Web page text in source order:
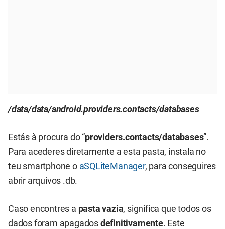
/data/data/android.providers.contacts/databases
Estás à procura do “providers.contacts/databases”.
Para acederes diretamente a esta pasta, instala no
teu smartphone o aSQLiteManager, para conseguires
abrir arquivos .db.
Caso encontres a pasta vazia, significa que todos os
dados foram apagados definitivamente. Este